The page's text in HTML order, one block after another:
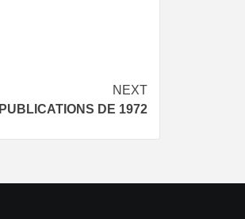
NEXT
PUBLICATIONS DE 1972